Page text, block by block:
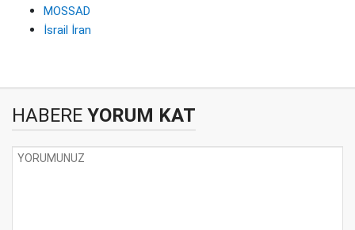
MOSSAD
İsrail İran
HABERE YORUM KAT